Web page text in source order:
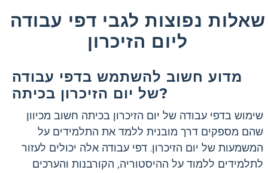
שאלות נפוצות לגבי דפי עבודה
ליום הזיכרון
מדוע חשוב להשתמש בדפי עבודה
של יום הזיכרון בכיתה?
שימוש בדפי עבודה של יום הזיכרון בכיתה חשוב מכיוון
שהם מספקים דרך מובנית ללמד את התלמידים על
המשמעות של יום הזיכרון. דפי עבודה אלה יכולים לעזור
לתלמידים ללמוד על ההיסטוריה, הקורבנות והערכים